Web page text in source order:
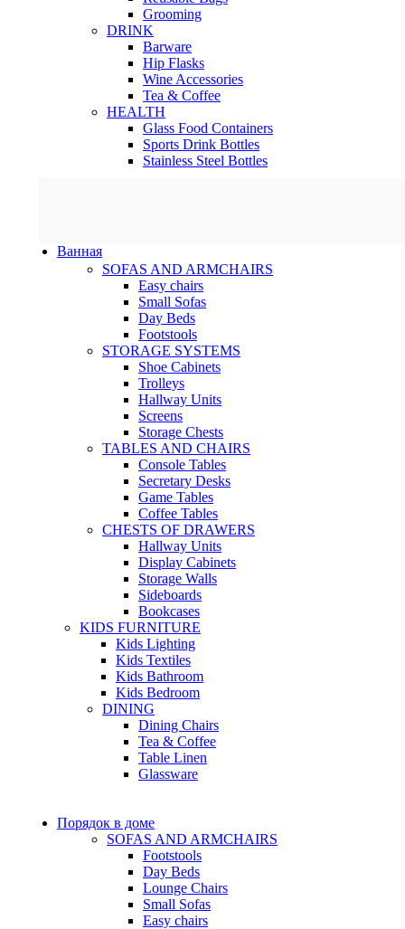
Grooming
DRINK
Barware
Hip Flasks
Wine Accessories
Tea & Coffee
HEALTH
Glass Food Containers
Sports Drink Bottles
Stainless Steel Bottles
Ванная
SOFAS AND ARMCHAIRS
Easy chairs
Small Sofas
Day Beds
Footstools
STORAGE SYSTEMS
Shoe Cabinets
Trolleys
Hallway Units
Screens
Storage Chests
TABLES AND CHAIRS
Console Tables
Secretary Desks
Game Tables
Coffee Tables
CHESTS OF DRAWERS
Hallway Units
Display Cabinets
Storage Walls
Sideboards
Bookcases
KIDS FURNITURE
Kids Lighting
Kids Textiles
Kids Bathroom
Kids Bedroom
DINING
Dining Chairs
Tea & Coffee
Table Linen
Glassware
Порядок в доме
SOFAS AND ARMCHAIRS
Footstools
Day Beds
Lounge Chairs
Small Sofas
Easy chairs